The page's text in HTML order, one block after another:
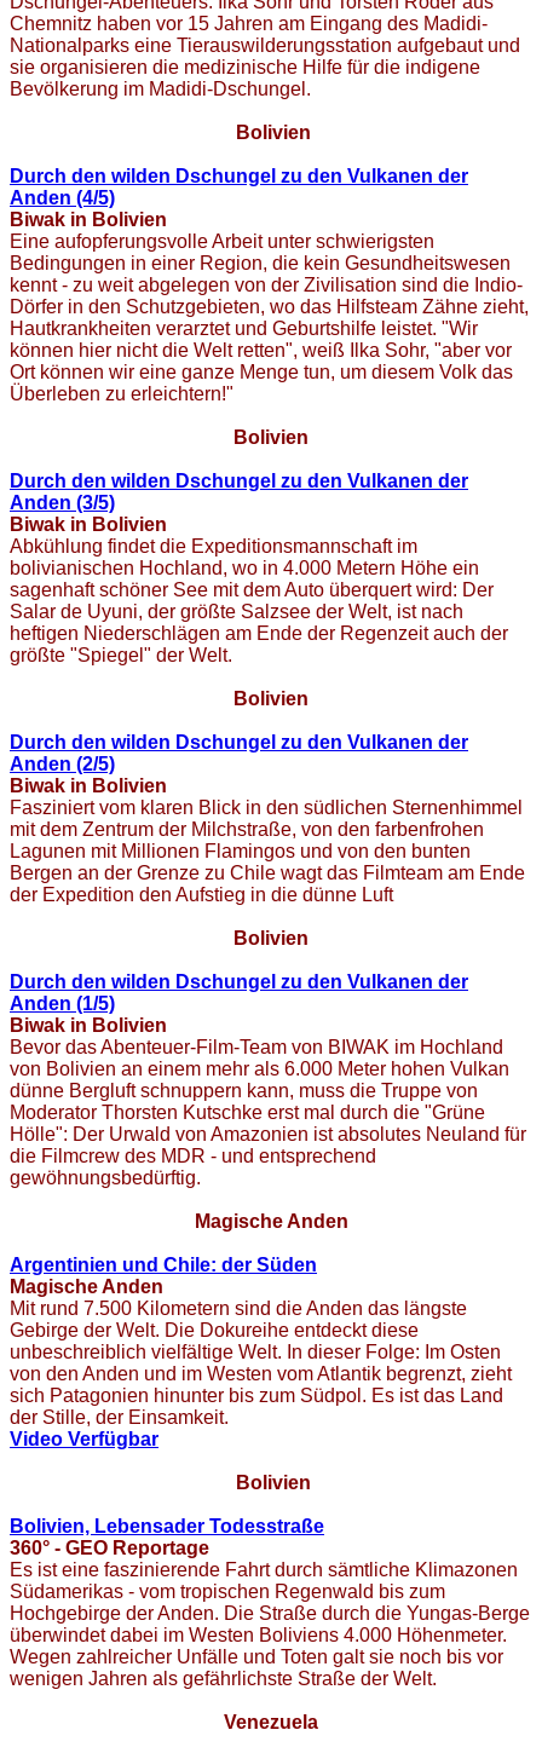
Chemnitz haben vor 15 Jahren am Eingang des Madidi-
Nationalparks eine Tierauswilderungsstation aufgebaut und
sie organisieren die medizinische Hilfe für die indigene
Bevölkerung im Madidi-Dschungel.
Bolivien
Durch den wilden Dschungel zu den Vulkanen der
Anden (4/5)
Biwak in Bolivien
Eine aufopferungsvolle Arbeit unter schwierigsten
Bedingungen in einer Region, die kein Gesundheitswesen
kennt - zu weit abgelegen von der Zivilisation sind die Indio-
Dörfer in den Schutzgebieten, wo das Hilfsteam Zähne zieht,
Hautkrankheiten verarztet und Geburtshilfe leistet. "Wir
können hier nicht die Welt retten", weiß Ilka Sohr, "aber vor
Ort können wir eine ganze Menge tun, um diesem Volk das
Überleben zu erleichtern!"
Bolivien
Durch den wilden Dschungel zu den Vulkanen der
Anden (3/5)
Biwak in Bolivien
Abkühlung findet die Expeditionsmannschaft im
bolivianischen Hochland, wo in 4.000 Metern Höhe ein
sagenhaft schöner See mit dem Auto überquert wird: Der
Salar de Uyuni, der größte Salzsee der Welt, ist nach
heftigen Niederschlägen am Ende der Regenzeit auch der
größte "Spiegel" der Welt.
Bolivien
Durch den wilden Dschungel zu den Vulkanen der
Anden (2/5)
Biwak in Bolivien
Fasziniert vom klaren Blick in den südlichen Sternenhimmel
mit dem Zentrum der Milchstraße, von den farbenfrohen
Lagunen mit Millionen Flamingos und von den bunten
Bergen an der Grenze zu Chile wagt das Filmteam am Ende
der Expedition den Aufstieg in die dünne Luft
Bolivien
Durch den wilden Dschungel zu den Vulkanen der
Anden (1/5)
Biwak in Bolivien
Bevor das Abenteuer-Film-Team von BIWAK im Hochland
von Bolivien an einem mehr als 6.000 Meter hohen Vulkan
dünne Bergluft schnuppern kann, muss die Truppe von
Moderator Thorsten Kutschke erst mal durch die "Grüne
Hölle": Der Urwald von Amazonien ist absolutes Neuland für
die Filmcrew des MDR - und entsprechend
gewöhnungsbedürftig.
Magische Anden
Argentinien und Chile: der Süden
Magische Anden
Mit rund 7.500 Kilometern sind die Anden das längste
Gebirge der Welt. Die Dokureihe entdeckt diese
unbeschreiblich vielfältige Welt. In dieser Folge: Im Osten
von den Anden und im Westen vom Atlantik begrenzt, zieht
sich Patagonien hinunter bis zum Südpol. Es ist das Land
der Stille, der Einsamkeit.
Video Verfügbar
Bolivien
Bolivien, Lebensader Todesstraße
360° - GEO Reportage
Es ist eine faszinierende Fahrt durch sämtliche Klimazonen
Südamerikas - vom tropischen Regenwald bis zum
Hochgebirge der Anden. Die Straße durch die Yungas-Berge
überwindet dabei im Westen Boliviens 4.000 Höhenmeter.
Wegen zahlreicher Unfälle und Toten galt sie noch bis vor
wenigen Jahren als gefährlichste Straße der Welt.
Venezuela